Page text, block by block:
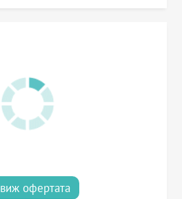
виж офертата